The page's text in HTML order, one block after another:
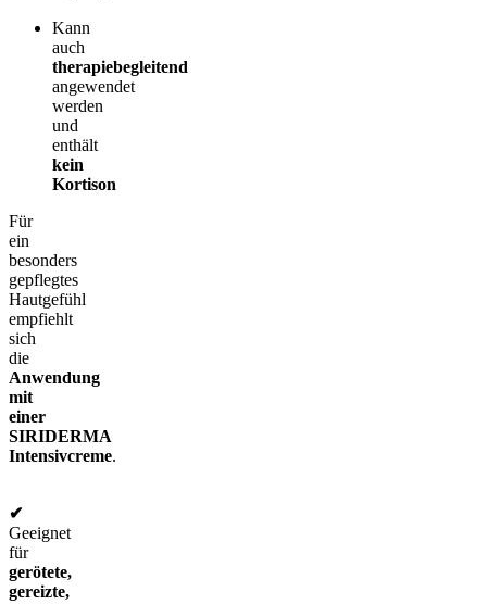
Kann
auch
therapiebegleitend
angewendet
werden
und
enthält
kein
Kortison
Für
ein
besonders
gepflegtes
Hautgefühl
empfiehlt
sich
die
Anwendung
mit
einer
SIRIDERMA
Intensivcreme.
✔
Geeignet
für
gerötete,
gereizte,